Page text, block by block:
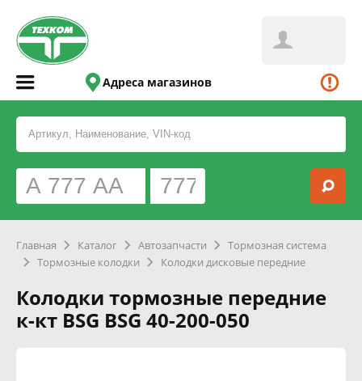
Адреса магазинов
Главная Каталог Автозапчасти
Тормозная система
Тормозные колодки
Колодки дисковые передние
Колодки тормозные передние
к-кт BSG BSG 40-200-050